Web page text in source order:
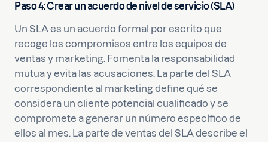
Paso 4: Crear un acuerdo de nivel de servicio (SLA)
Un SLA es un acuerdo formal por escrito que
recoge los compromisos entre los equipos de
ventas y marketing. Fomenta la responsabilidad
mutua y evita las acusaciones. La parte del SLA
correspondiente al marketing define qué se
considera un cliente potencial cualificado y se
compromete a generar un número específico de
ellos al mes. La parte de ventas del SLA describe el